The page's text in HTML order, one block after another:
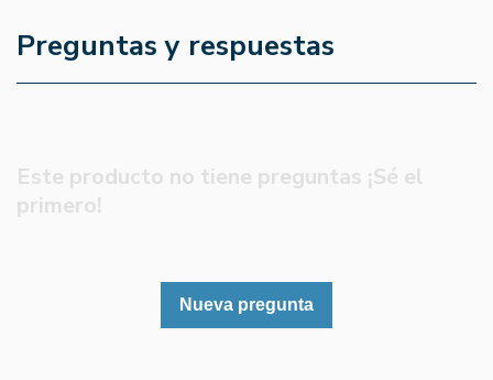
Preguntas y respuestas
Este producto no tiene preguntas ¡Sé el
primero!
Nueva pregunta